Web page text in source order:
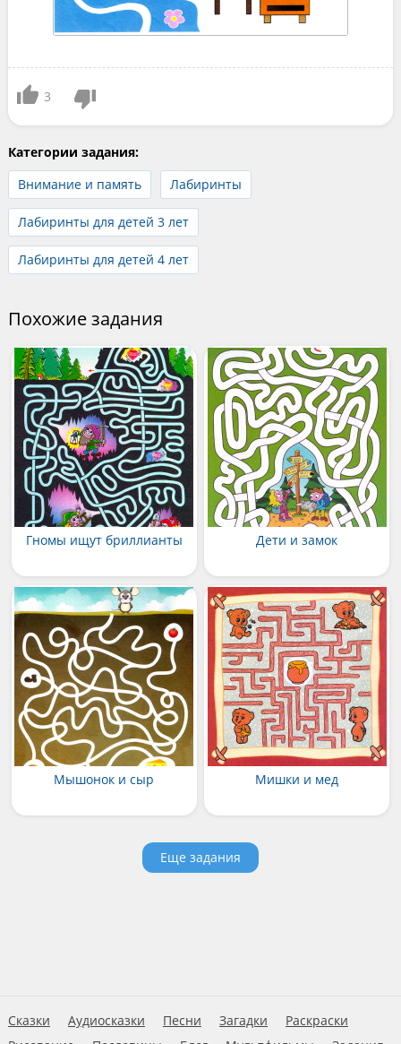
3
Категории задания:
Внимание и память
Лабиринты
Лабиринты для детей 3 лет
Лабиринты для детей 4 лет
Похожие задания
Гномы ищут бриллианты Дети и замок
Мышонок и сыр Мишки и мед
Еще задания
Сказки Аудиосказки Песни Загадки
Раскраски